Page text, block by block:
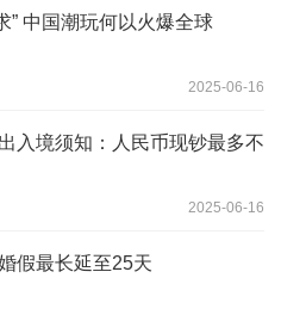
” 中国潮玩何以火爆全球
2025-06-16
入境须知：人民币现钞最多不
2025-06-16
假最长延至25天